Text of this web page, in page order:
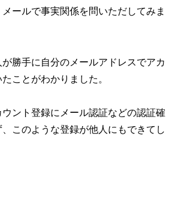
ールで事実関係を問いただしてみま
勝手に自分のメールアドレスでアカ
ことがわかりました。
ント登録にメール認証などの認証確
このような登録が他人にもできてし